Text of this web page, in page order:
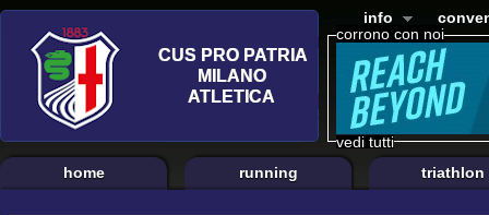
corrono con noi
vedi tutti
info
home running triathlon